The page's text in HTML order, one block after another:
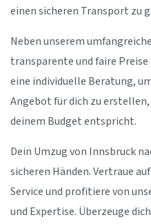
einen sicheren Transport zu
Neben unserem
transparente und faire
eine individuelle Beratung,
Angebot für dich zu erstellen,
deinem Budget entspricht.
Dein Umzug von Innsbruck
sicheren Händen. Vertraue
Service und profitiere von
und Expertise. Überzeuge